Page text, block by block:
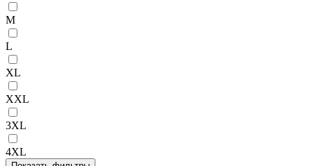
M
L
XL
XXL
3XL
4XL